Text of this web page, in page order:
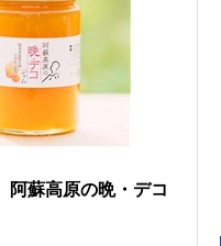
阿蘇高原の晩・デコ